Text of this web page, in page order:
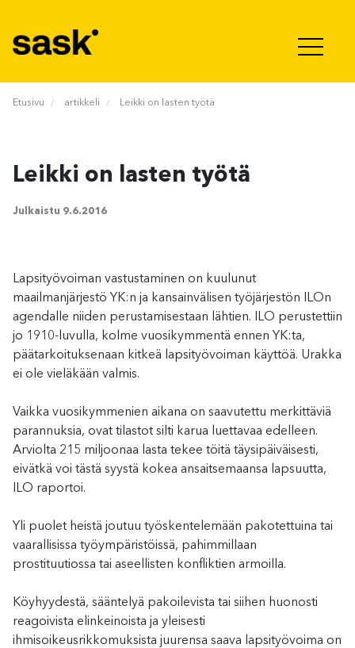
Etusivu artikkeli Leikki on lasten työtä
Leikki on lasten työtä
Julkaistu 9.6.2016
Lapsityövoiman vastustaminen on kuulunut
maailmanjärjestö YK:n ja kansainvälisen työjärjestön ILOn
agendalle niiden perustamisestaan lähtien. ILO perustettiin
jo 1910-luvulla, kolme vuosikymmentä ennen YK:ta,
päätarkoituksenaan kitkeä lapsityövoiman käyttöä. Urakka
ei ole vieläkään valmis.
Vaikka vuosikymmenien aikana on saavutettu merkittäviä
parannuksia, ovat tilastot silti karua luettavaa edelleen.
Arviolta 215 miljoonaa lasta tekee töitä täysipäiväisesti,
eivätkä voi tästä syystä kokea ansaitsemaansa lapsuutta,
ILO raportoi.
Yli puolet heistä joutuu työskentelemään pakotettuina tai
vaarallisissa työympäristöissä, pahimmillaan
prostituutiossa tai aseellisten konfliktien armoilla.
Köyhyydestä, sääntelyä pakoilevista tai siihen huonosti
reagoivista elinkeinoista ja yleisesti
ihmisoikeusrikkomuksista juurensa saava lapsityövoima on